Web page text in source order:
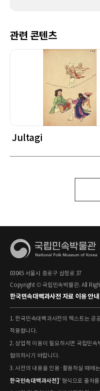
관련 콘텐츠
Jultagi
03045 서울시 종로구 삼청로 37
Copyright © 국립민속박물관. All
한국민속대백과사전 자료 이용 안내
1. 한국민속대백과사전의 텍스트는 공
적용합니다.
2. 상업적 이용이 필요하시면 국립민속
협의하시기 바랍니다.
3. 사전의 내용을 인용·활용하실 때에
한국민속대백과사전] ' 형식으로 출처